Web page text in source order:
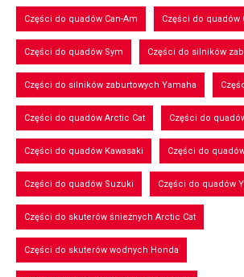
Części do quadów Can-Am Części do quadów
Części do quadów Sym Części do silników
Części do silników zaburtowych Yamaha
Części do quadów Arctic Cat Części do
Części do quadów Kawasaki Części do
Części do quadów Suzuki Części do quadów
Części do skuterów śnieżnych Arctic Cat
Części do skuterów wodnych Honda